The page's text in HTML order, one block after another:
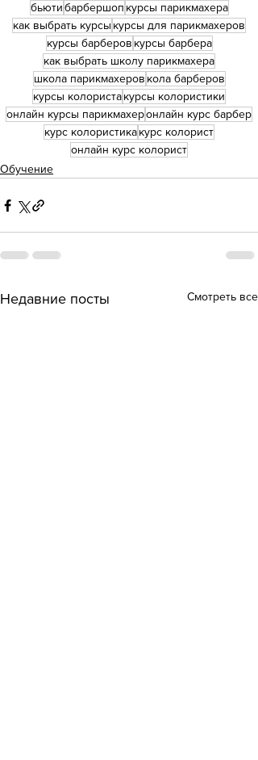
бьютибарбершоп курсы парикмахера
как выбрать курсы курсы для парикмахеров
курсы барберов курсы барбера
как выбрать школу парикмахера
школа парикмахеров кола барберов
курсы колористакурсы колористики
онлайн курсы парикмахеронлайн курс барбер
курс колористикакурс колорист
онлайн курс колорист
Обучение
Недавние посты Смотреть все